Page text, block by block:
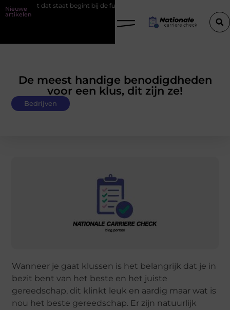
Nieuwe
artikelen
staat begint bij de fundering Het belang van goede werkschoenen
De meest handige benodigdheden
voor een klus, dit zijn ze!
Bedrijven
Wanneer je gaat klussen is het belangrijk dat je in
bezit bent van het beste en het juiste
gereedschap, dit klinkt leuk en aardig maar wat is
nou het beste gereedschap. Er zijn natuurlijk